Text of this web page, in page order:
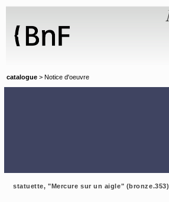
catalogue > Notice d'oeuvre
statuette, "Mercure sur un aigle" (bronze.353)